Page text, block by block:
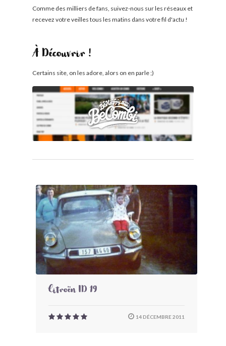
Comme des milliers de fans, suivez-nous sur les réseaux et
recevez votre veilles tous les matins dans votre fil d'actu !
À Découvrir !
Certains site, on les adore, alors on en parle ;)
Citroën ID 19
14 DÉCEMBRE 2011